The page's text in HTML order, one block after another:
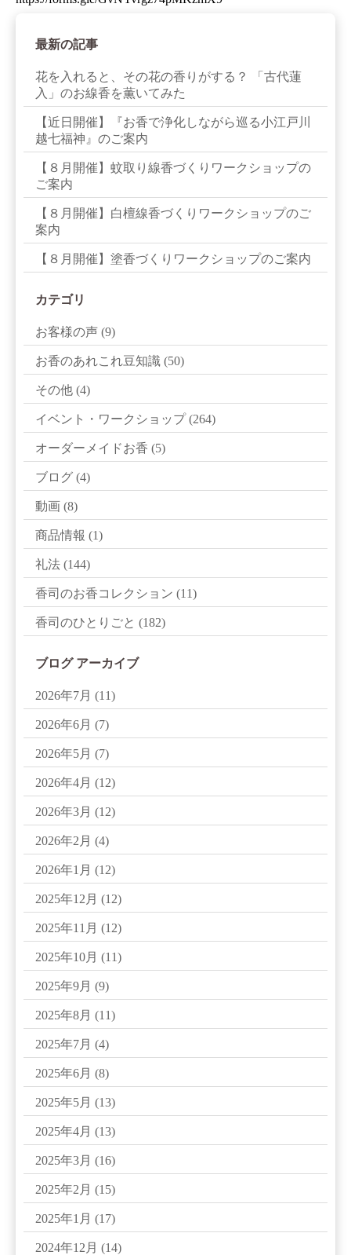
最新の記事
花を入れると、その花の香りがする？ 「古代蓮
入」のお線香を薫いてみた
【近日開催】『お香で浄化しながら巡る小江戸川
越七福神』のご案内
【８月開催】蚊取り線香づくりワークショップの
ご案内
【８月開催】白檀線香づくりワークショップのご
案内
【８月開催】塗香づくりワークショップのご案内
カテゴリ
お客様の声 (9)
お香のあれこれ豆知識 (50)
その他 (4)
イベント・ワークショップ(264)
オーダーメイドお香 (5)
ブログ (4)
動画 (8)
商品情報 (1)
礼法 (144)
香司のお香コレクション (11)
香司のひとりごと (182)
ブログ アーカイブ
2026年7月 (11)
2026年6月 (7)
2026年5月 (7)
2026年4月 (12)
2026年3月 (12)
2026年2月 (4)
2026年1月 (12)
2025年12月 (12)
2025年11月 (12)
2025年10月 (11)
2025年9月 (9)
2025年8月 (11)
2025年7月 (4)
2025年6月 (8)
2025年5月 (13)
2025年4月 (13)
2025年3月 (16)
2025年2月 (15)
2025年1月 (17)
2024年12月 (14)